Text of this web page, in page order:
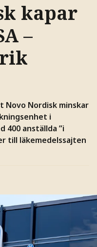
kapar
–
Novo Nordisk minskar
i
400 anställda ”i
till läkemedelssajten